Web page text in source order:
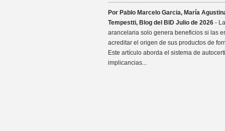
Por Pablo Marcelo Garcia, María
Tempestti, Blog del BID Julio de 2026 -
arancelaria solo genera beneficios si las
acreditar el origen de sus productos de
Este artículo aborda el sistema de
implicancias...